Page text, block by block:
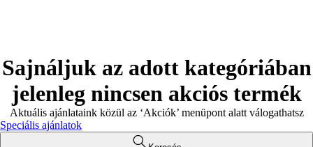
Sajnáljuk az adott kategóriában
jelenleg nincsen akciós termék
Aktuális ajánlataink közül az ‘Akciók’ menüpont alatt válogathatsz
Speciális ajánlatok